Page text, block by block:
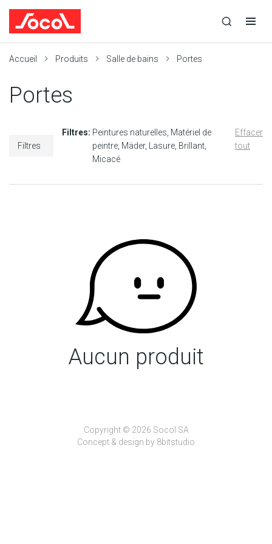
recherche
recherche
navigation
Accueil Produits Salle de bains Portes
Portes
Filtres
Filtres: Peintures naturelles Matériel de
peintre Mäder Lasure Brillant
Micacé
Effacer
tout
Aucun produit
Copyright © 2026 Socol SA
Concept & design by 8bitstudio